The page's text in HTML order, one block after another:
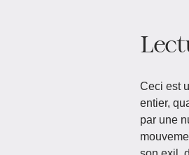
Ceci est
entier,
par une